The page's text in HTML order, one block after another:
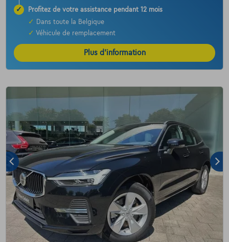
✓
Profitez de votre assistance pendant 12 mois
✓
Dans toute la Belgique
✓ Véhicule de remplacement
Plus d’information